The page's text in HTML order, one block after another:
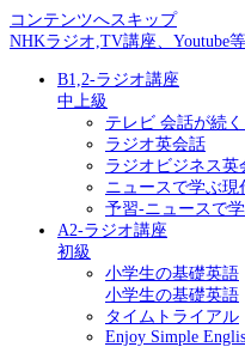
コンテンツへスキップ
NHKラジオ,TV講座、Youtube
B1,2-ラジオ講座
中上級
テレビ 会話が続
ラジオ英会話
ラジオビジネス英
ニュースで学ぶ現
予習-ニュースで
A2-ラジオ講座
初級
小学生の基礎英語
小学生の基礎英語
タイムトライアル
Enjoy Simple